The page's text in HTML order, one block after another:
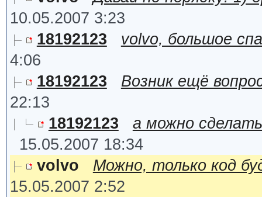
10.05.2007 3:23
18192123
volvo, большое
4:06
18192123
Возник ещё
22:13
18192123
а можно
15.05.2007 18:34
volvo
Можно, только код
15.05.2007 2:52